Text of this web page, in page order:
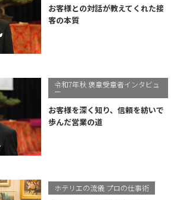
お客様との対話が教えてくれた接
客の本質
令和7年秋 褒章受章者インタビュ
ー
お客様を深く知り、信頼を紡いで
歩んだ営業の道
ホテリエの流儀 プロの仕事術